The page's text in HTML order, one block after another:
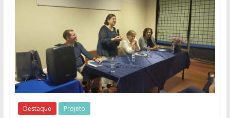
Destaque Projeto